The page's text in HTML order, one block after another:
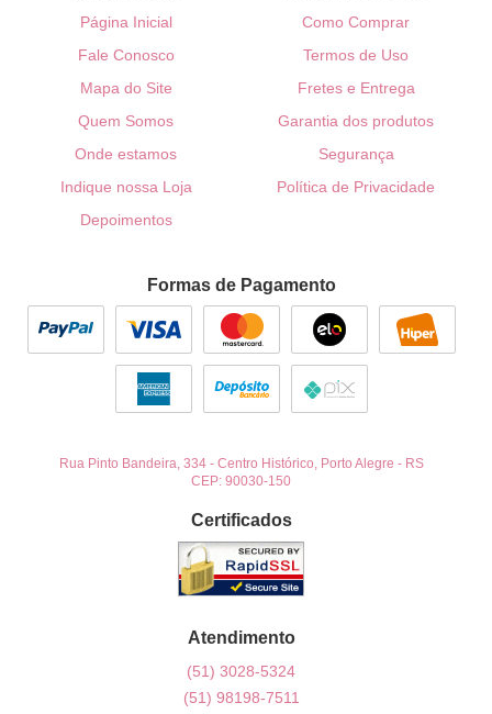
Página Inicial
Fale Conosco
Mapa do Site
Quem Somos
Onde estamos
Indique nossa Loja
Depoimentos
Como Comprar
Termos de Uso
Fretes e Entrega
Garantia dos produtos
Segurança
Política de Privacidade
Formas de Pagamento
Rua Pinto Bandeira, 334- Centro Histórico, Porto Alegre - RS
CEP: 90030-150
Certificados
Atendimento
(51) 3028-5324
(51) 98198-7511